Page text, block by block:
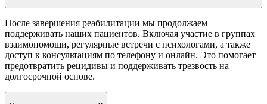
После завершения реабилитации мы продолжаем
поддерживать наших пациентов. Включая участие в группах
взаимопомощи, регулярные встречи с психологами, а также
доступ к консультациям по телефону и онлайн. Это помогает
предотвратить рецидивы и поддерживать трезвость на
долгосрочной основе.